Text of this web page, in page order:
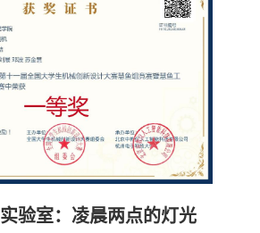
实验室：凌晨两点的灯光